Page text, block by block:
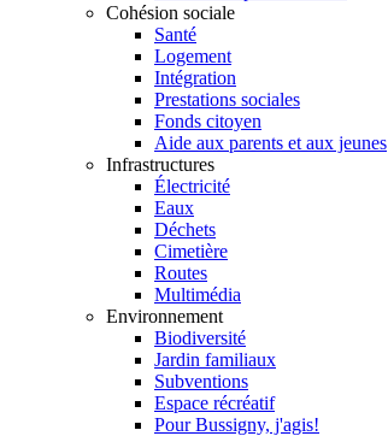
Cohésion sociale
Santé
Logement
Intégration
Prestations sociales
Fonds citoyen
Aide aux parents et aux jeunes
Infrastructures
Électricité
Eaux
Déchets
Cimetière
Routes
Multimédia
Environnement
Biodiversité
Jardin familiaux
Subventions
Espace récréatif
Pour Bussigny, j'agis!